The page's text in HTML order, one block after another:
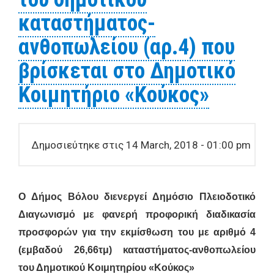
Χατζηϊωάννου ή Χατζάκου»
καταστήματος-
ανθοπωλείου (αρ.4) που
βρίσκεται στο Δημοτικό
Κοιμητήριο «Κούκος»
Δημοσιεύτηκε στις 14 March, 2018 - 01:00 pm
Ο Δήμος Βόλου διενεργεί Δημόσιο Πλειοδοτικό
Διαγωνισμό με φανερή προφορική διαδικασία
προσφορών για την εκμίσθωση του με αριθμό 4
(εμβαδού 26,66τμ) καταστήματος-ανθοπωλείου
του Δημοτικού Κοιμητηρίου «Κούκος»